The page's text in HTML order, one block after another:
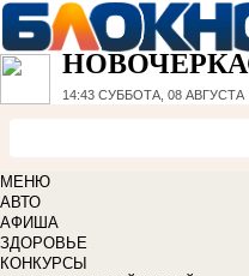
14:43 СУББОТА, 08 АВГУСТА
МЕНЮ
АВТО
АФИША
ЗДОРОВЬЕ
КОНКУРСЫ